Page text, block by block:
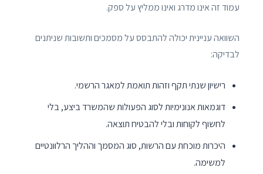
עמוד זה אינו מדרג ואינו ממליץ על ספק.
השוואה עניינית יכולה להתבסס על מסמכים ותשובות שניתנים
לבדיקה:
רישיון שנתי תקף וזהות תואמת למאגר הרשמי.
דוגמאות אנונימיות לסוג הפעולות שהמשרד ביצע, בלי
לחשוף לקוחות ובלי להבטיח תוצאה.
היכרות מוכחת עם הרשות, סוג המסמך וההליך הרלוונטיים
למשימה.